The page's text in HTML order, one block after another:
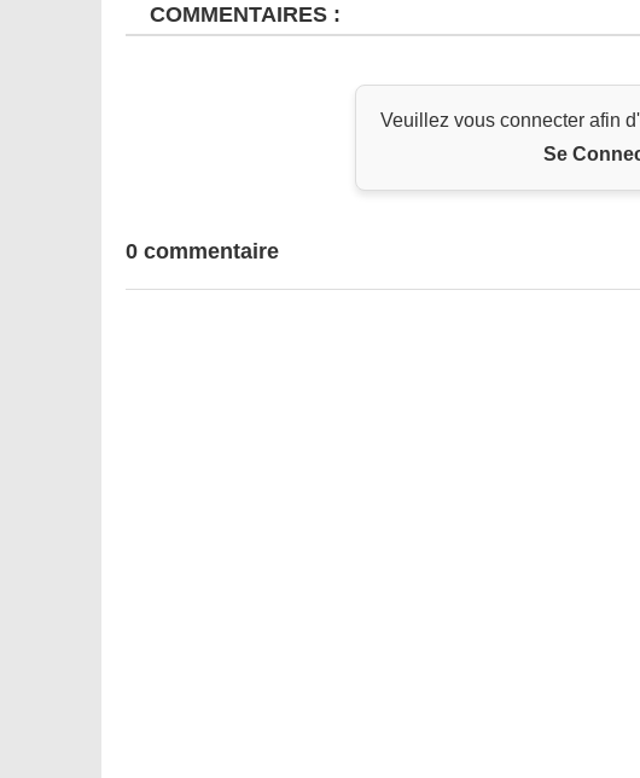
COMMENTAIRES :
Veuillez vous connecter afin
Se
0 commentaire